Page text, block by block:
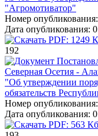
"Агромотиватор"
Номер опубликования:
Дата опубликования:
PDF: 1249
192
Северная Осетия -
"Об утверждении
обязательств
Номер опубликования:
Дата опубликования:
PDF: 563 Кб